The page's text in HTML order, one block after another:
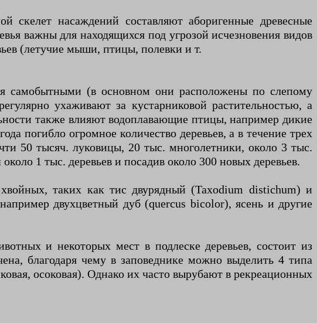
скелет насаждений составляют аборигенные древесные
важны для находящихся под угрозой исчезновения видов
(летучие мыши, птицы, полевки и т.
самобытными (в основном они расположены по слепому
ухаживают за кустарниковой растительностью, а
также влияют водоплавающие птицы, например дикие
погибло огромное количество деревьев, а в течение трех
50 тысяч. луковицы, 20 тыс. многолетники, около 3 тыс.
1 тыс. деревьев и посадив около 300 новых деревьев.
таких как тис двурядный (Taxodium distichum) и
двухцветный дуб (quercus bicolor), ясень и другие
и некоторых мест в подлеске деревьев, состоит из
благодаря чему в заповеднике можно выделить 4 типа
осоковая). Однако их часто вырубают в рекреационных